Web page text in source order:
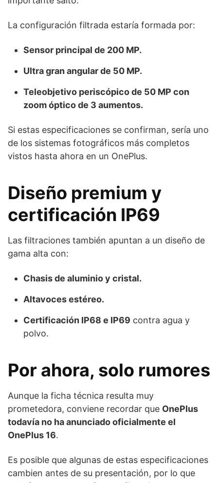
La configuración filtrada estaría formada por:
Sensor principal de 200 MP.
Ultra gran angular de 50 MP.
Teleobjetivo periscópico de 50 MP con
zoom óptico de 3 aumentos.
Si estas especificaciones se confirman, sería uno
de los sistemas fotográficos más completos
vistos hasta ahora en un OnePlus.
Diseño premium y
certificación IP69
Las filtraciones también apuntan a un diseño de
gama alta con:
Chasis de aluminio y cristal.
Altavoces estéreo.
Certificación IP68 e IP69 contra agua y
polvo.
Por ahora, solo rumores
Aunque la ficha técnica resulta muy
prometedora, conviene recordar que OnePlus
todavía no ha anunciado oficialmente el
OnePlus 16.
Es posible que algunas de estas especificaciones
cambien antes de su presentación, por lo que